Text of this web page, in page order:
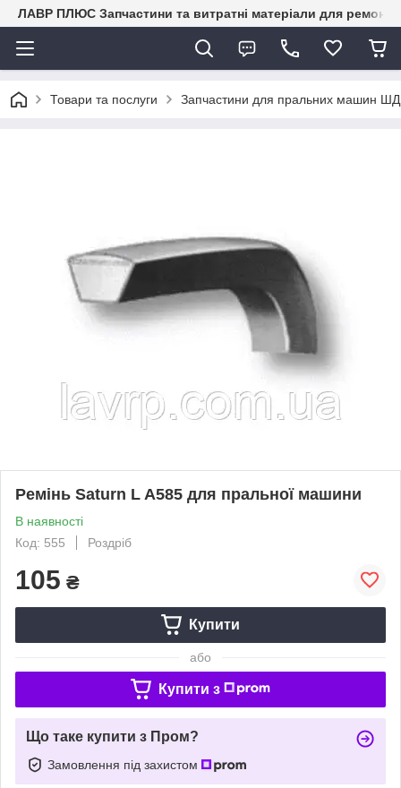
ЛАВР ПЛЮС Запчастини та витратні матеріали для ремонту
Товари та послуги Запчастини для пральних машин ШД
Ремінь Saturn L A585 для пральної машини
В наявності
Код: 555
Роздріб
105 ₴
Купити
або
Купити з
Що таке купити з Пром?
Замовлення під захистом